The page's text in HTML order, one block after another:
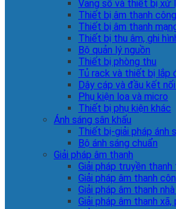
Vang số và thiết bị xử
Thiết bị âm thanh
Thiết bị âm thanh
Thiết bị thu âm, ghi
Bộ quản lý nguồn
Thiết bị phòng thu
Tủ rack và thiết bị lắp
Dây cáp và đầu kết
Phụ kiện loa và micro
Thiết bị phụ kiện khác
Ánh sáng sân khấu
Thiết bị-giải pháp ánh
Bộ ánh sáng chuẩn
Giải pháp âm thanh
Giải pháp truyền thanh
Giải pháp âm thanh
Giải pháp âm thanh
Giải pháp âm thanh xã,